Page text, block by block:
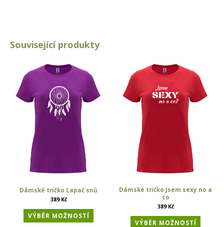
Související produkty
Dámské tričko Lapač snů
389 Kč
VÝBĚR MOŽNOSTÍ
Dámské tričko Jsem sexy no a
co
389 Kč
VÝBĚR MOŽNOSTÍ